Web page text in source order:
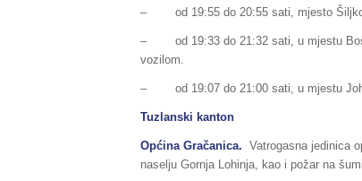
– od 19:55 do 20:55 sati, mjesto
– od 19:33 do 21:32 sati, u mjestu
vozilom.
– od 19:07 do 21:00 sati, u mjestu
Tuzlanski kanton
Općina Gračanica. Vatrogasna jedinica
naselju Gornja Lohinja, kao i požar na